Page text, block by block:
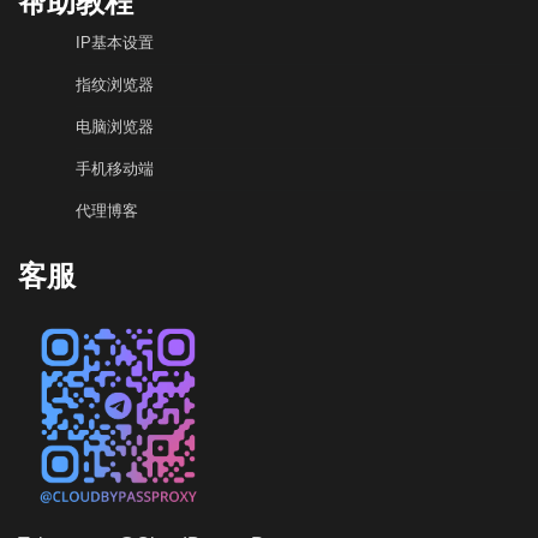
IP基本设置
指纹浏览器
电脑浏览器
手机移动端
代理博客
客服